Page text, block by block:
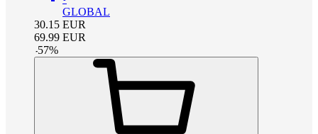
GLOBAL
30.15 EUR
69.99 EUR
-57%